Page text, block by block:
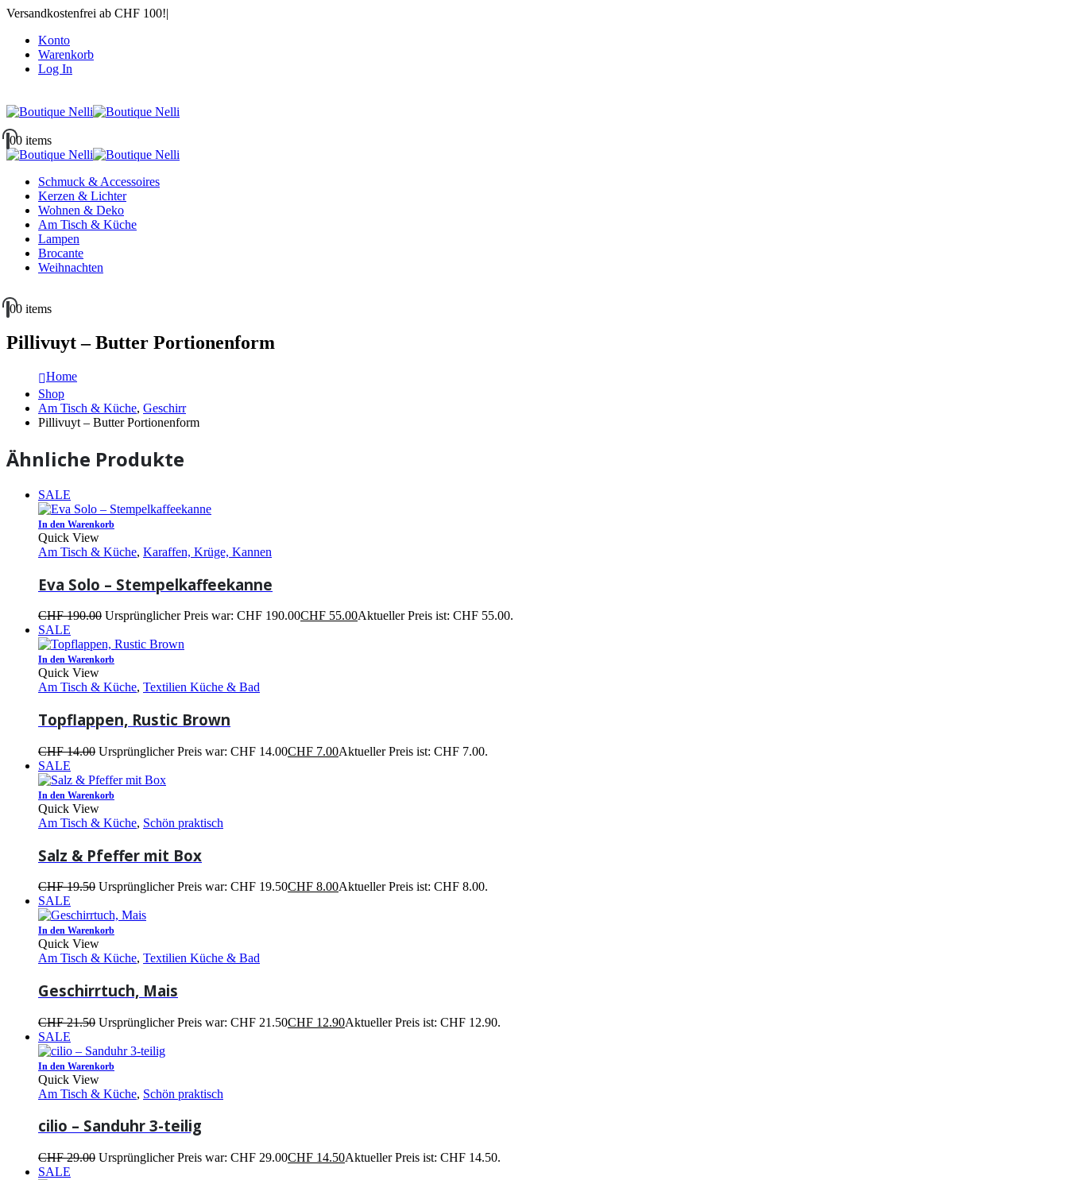
Versandkostenfrei ab CHF 100!|
Konto
Warenkorb
Log In
00 items
Schmuck & Accessoires
Kerzen & Lichter
Wohnen & Deko
Am Tisch & Küche
Lampen
Brocante
Weihnachten
00 items
Pillivuyt – Butter Portionenform
Home
Shop
Am Tisch & Küche, Geschirr
Pillivuyt – Butter Portionenform
Ähnliche Produkte
SALE
In den Warenkorb
Quick View
Am Tisch & Küche, Karaffen, Krüge, Kannen
Eva Solo – Stempelkaffeekanne
CHF190.00 Ursprünglicher Preis war: CHF 190.00CHF 55.00Aktueller Preis ist: CHF 55.00.
SALE
In den Warenkorb
Quick View
Am Tisch & Küche, Textilien Küche & Bad
Topflappen, Rustic Brown
CHF14.00 Ursprünglicher Preis war: CHF 14.00CHF 7.00Aktueller Preis ist: CHF 7.00.
SALE
In den Warenkorb
Quick View
Am Tisch & Küche, Schön praktisch
Salz & Pfeffer mit Box
CHF19.50 Ursprünglicher Preis war: CHF 19.50CHF 8.00Aktueller Preis ist: CHF 8.00.
SALE
In den Warenkorb
Quick View
Am Tisch & Küche, Textilien Küche & Bad
Geschirrtuch, Mais
CHF21.50 Ursprünglicher Preis war: CHF 21.50CHF 12.90Aktueller Preis ist: CHF 12.90.
SALE
In den Warenkorb
Quick View
Am Tisch & Küche, Schön praktisch
cilio – Sanduhr 3-teilig
CHF29.00 Ursprünglicher Preis war: CHF 29.00CHF 14.50Aktueller Preis ist: CHF 14.50.
SALE